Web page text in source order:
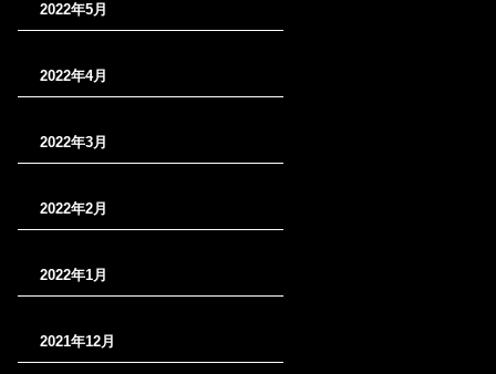
2022年5月
2022年4月
2022年3月
2022年2月
2022年1月
2021年12月